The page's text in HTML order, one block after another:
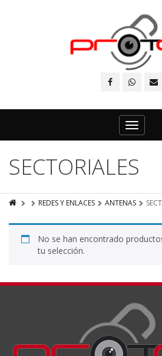
Toggle
SECTORIALES
REDES Y ENLACES ANTENAS
No se han encontrado
tu selección.